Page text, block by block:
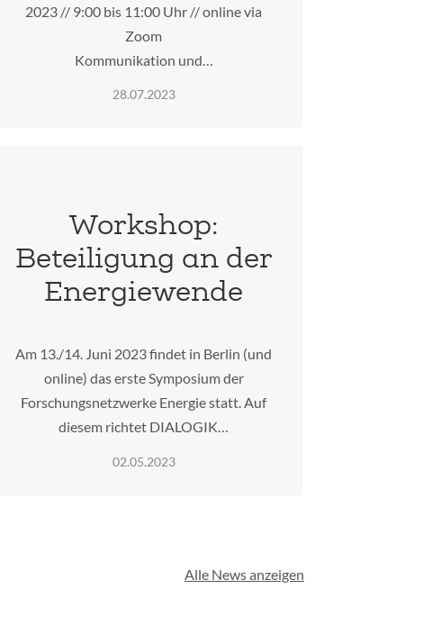
2023 // 9:00 bis 11:00 Uhr // online via
Zoom
Kommunikation und…
28.07.2023
Workshop:
Beteiligung an der
Energiewende
Am 13./14. Juni 2023 findet in Berlin (und
online) das erste Symposium der
Forschungsnetzwerke Energie statt. Auf
diesem richtet DIALOGIK…
02.05.2023
Alle News anzeigen